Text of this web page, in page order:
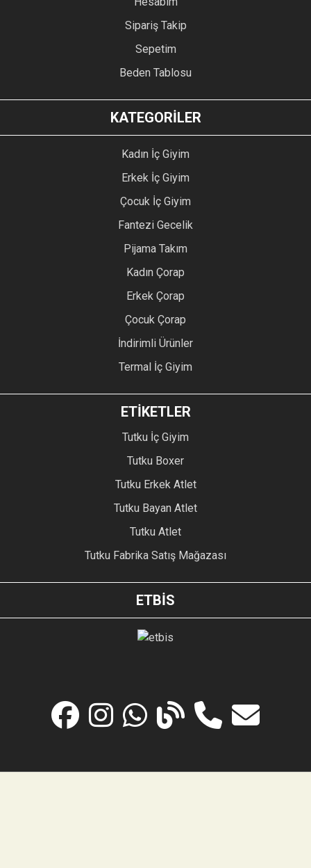
Sipariş Takip
Sepetim
Beden Tablosu
KATEGORİLER
Kadın İç Giyim
Erkek İç Giyim
Çocuk İç Giyim
Fantezi Gecelik
Pijama Takım
Kadın Çorap
Erkek Çorap
Çocuk Çorap
İndirimli Ürünler
Termal İç Giyim
ETİKETLER
Tutku İç Giyim
Tutku Boxer
Tutku Erkek Atlet
Tutku Bayan Atlet
Tutku Atlet
Tutku Fabrika Satış Mağazası
ETBİS